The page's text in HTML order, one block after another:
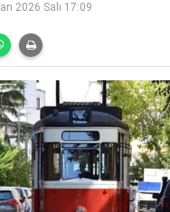
2026 Salı 17:09